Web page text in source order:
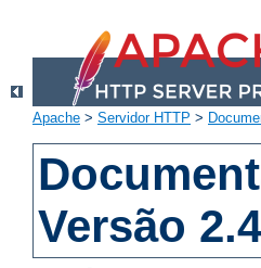
Apache > Servidor HTTP >
Versão